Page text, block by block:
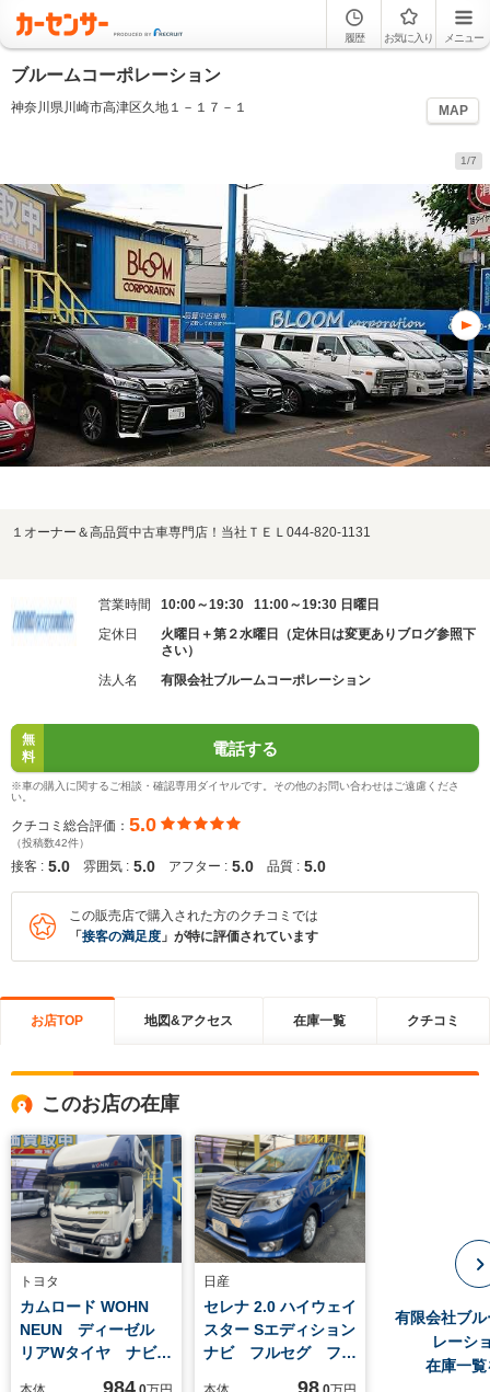
履歴 お気に入り メニュー
ブルームコーポレーション
神奈川県川崎市高津区久地１－１７－１ MAP
1/7
１オーナー＆高品質中古車専門店！当社ＴＥＬ044-820-1131
営業時間
10:00～19:30 11:00～19:30 日曜日
定休日
火曜日＋第２水曜日（定休日は変更ありブログ参照下
さい）
法人名
有限会社ブルームコーポレーション
無
料
電話する
※車の購入に関するご相談・確認専用ダイヤルです。その他のお問い合わせはご遠慮くださ
い。
クチコミ総合評価： 5.0
（投稿数42件）
接客 : 5.0 雰囲気 : 5.0 アフター : 5.0 品質 : 5.0
この販売店で購入された方のクチコミでは
「 接客の満足度 」が特に評価されています
お店TOP 地図&アクセス 在庫一覧 クチコミ
このお店の在庫
トヨタ
カムロード WOHN
NEUN ディーゼル
リアWタイヤ ナビ
984
日産
セレナ 2.0 ハイウェイ
スター Sエディション
ナビ フルセグ フリ
98
有限会社ブ
レーシ
在庫一